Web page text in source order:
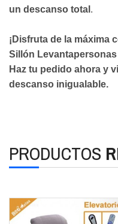
un descanso total .
¡Disfruta de la máxima
Sillón
Haz tu pedido ahora y
descanso inigualable.
PRODUCTOS